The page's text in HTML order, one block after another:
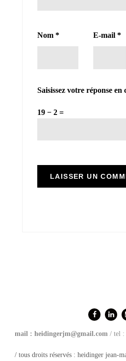
Nom * E-mail *
Saisissez votre réponse en
19 − 2 =
mail : heidingerjm@gmail.com / tel :
/ tous droits réservés : heidinger jean-